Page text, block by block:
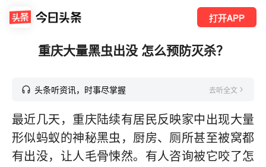
打开APP
重庆大量黑虫出没 怎么预防灭杀？
头条听资讯，时事尽掌握 去听全文
最近几天，重庆陆续有居民反映家中出现大量
形似蚂蚁的神秘黑虫，厨房、厕所甚至被窝都
有出没，让人毛骨悚然。有人咨询被它咬了怎